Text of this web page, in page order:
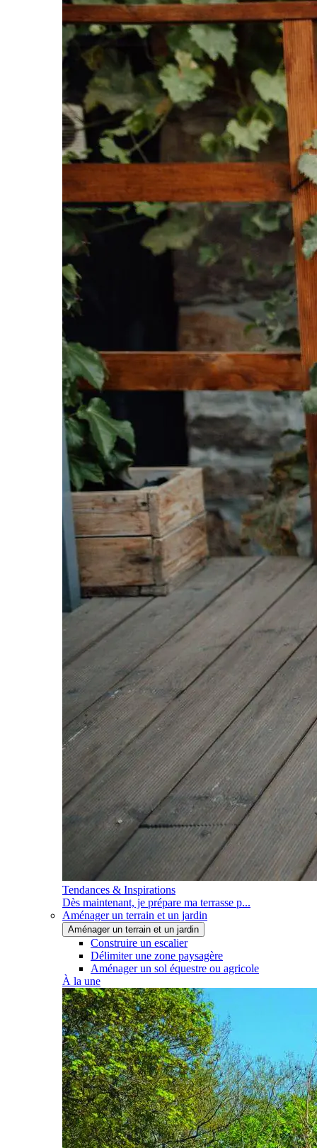
Tendances & Inspirations
Dès maintenant, je prépare ma terrasse p...
Aménager un terrain et un jardin
Aménager un terrain et un jardin
Construire un escalier
Délimiter une zone paysagère
Aménager un sol équestre ou agricole
À la une